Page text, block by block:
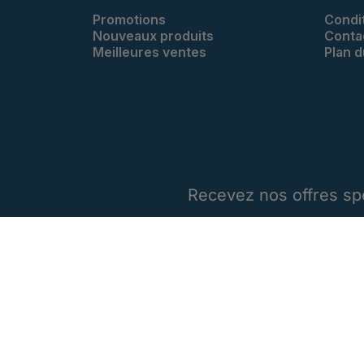
Promotions
Nouveaux produits
Meilleures ventes
Plan
Recevez nos offres